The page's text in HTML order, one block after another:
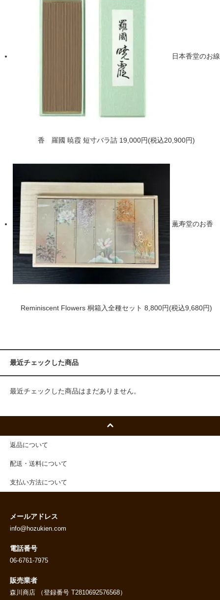
日本香堂のお線
香 羅國 暁霞 短寸バラ詰 19,000円(税込20,900円)
薫寿堂のお香
Reminiscent Flowers 桐箱入全種セット 8,800円(税込9,680円)
最近チェックした商品
最近チェックした商品はまだありません。
返品について
配送・送料について
支払い方法について
メールアドレス
info@hozukien.com
電話番号
06-6761-7975
販売業者
森川商店 （登録番号 T2810692576568）